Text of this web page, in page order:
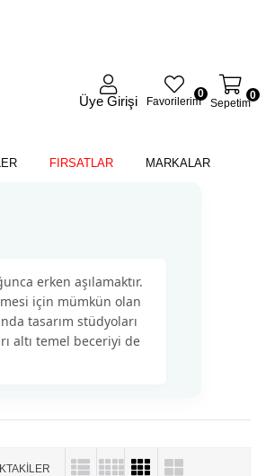
Üye Girişi Favorilerim
0
Sepetim
0
FIRSATLAR MARKALAR
erken aşılamaktır.
için mümkün olan
tasarım stüdyoları
altı temel beceriyi de